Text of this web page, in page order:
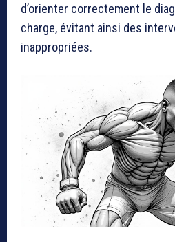
d’orienter correctement le
charge, évitant ainsi des
inappropriées.